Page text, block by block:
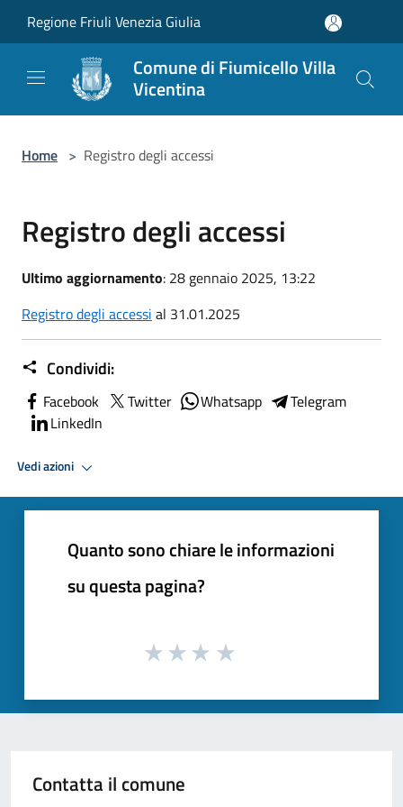
Regione Friuli Venezia Giulia
Comune di Fiumicello Villa
Vicentina
Home > Registro degli accessi
Registro degli accessi
Ultimo aggiornamento: 28 gennaio 2025, 13:22
Registro degli accessi al 31.01.2025
Condividi:
Facebook Twitter Whatsapp
Telegram
LinkedIn
Vedi azioni
Quanto sono chiare le informazioni
su questa pagina?
Contatta il comune